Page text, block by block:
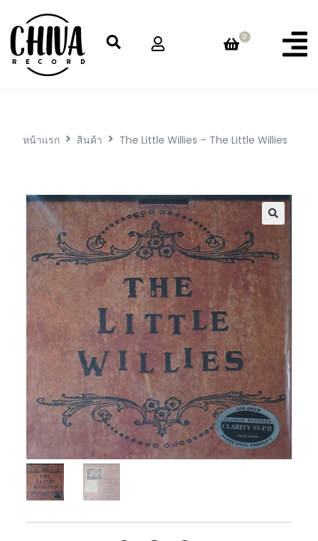
0
หน้าแรก สินค้า The Little Willies – The Little Willies